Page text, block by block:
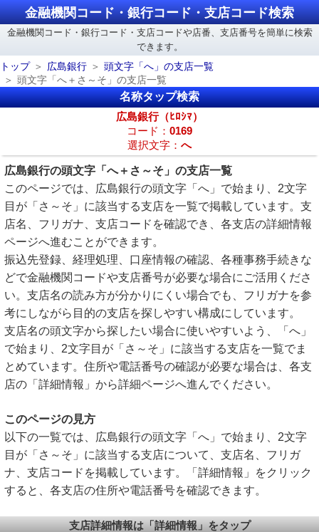
金融機関コード・銀行コード・支店コード検索
金融機関コード・銀行コード・支店コードや店番、支店番号を簡単に検索
できます。
トップ
広島銀行
頭文字「へ」の支店一覧
頭文字「へ＋さ～そ」の支店一覧
名称タップ検索
広島銀行（ﾋﾛｼﾏ）
コード： 0169
選択文字： へ
広島銀行の頭文字「へ＋さ～そ」の支店一覧
このページでは、広島銀行の頭文字「へ」で始まり、2文字
目が「さ～そ」に該当する支店を一覧で掲載しています。支
店名、フリガナ、支店コードを確認でき、各支店の詳細情報
ページへ進むことができます。
振込先登録、経理処理、口座情報の確認、各種事務手続きな
どで金融機関コードや支店番号が必要な場合にご活用くださ
い。支店名の読み方が分かりにくい場合でも、フリガナを参
考にしながら目的の支店を探しやすい構成にしています。
支店名の頭文字から探したい場合に使いやすいよう、「へ」
で始まり、2文字目が「さ～そ」に該当する支店を一覧でま
とめています。住所や電話番号の確認が必要な場合は、各支
店の「詳細情報」から詳細ページへ進んでください。
このページの見方
以下の一覧では、広島銀行の頭文字「へ」で始まり、2文字
目が「さ～そ」に該当する支店について、支店名、フリガ
ナ、支店コードを掲載しています。「詳細情報」をクリック
すると、各支店の住所や電話番号を確認できます。
支店詳細情報は「詳細情報」をタップ